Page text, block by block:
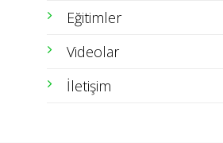
Eğitimler
Videolar
İletişim